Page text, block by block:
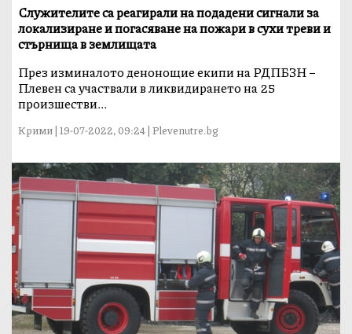
Служителите са реагирали на подадени сигнали за
локализиране и погасяване на пожари в сухи треви и
стърнища в землищата
През изминалото денонощие екипи на РДПБЗН –
Плевен са участвали в ликвидирането на 25
произшестви...
Крими | 19-07-2022, 09:24 | Plevenutre.bg